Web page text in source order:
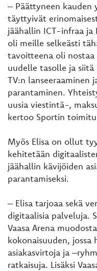
– Päättyneen
täyttyivät
jäähallin ICT-infraa ja
oli meille selkeästi
tavoitteena oli nostaa
uudelle tasolle ja
TV:n lanseeraaminen
parantaminen.
uusia viestintä-,
kertoo Sportin
Myös Elisa on ollut
kehitetään
jäähallin kävijöiden
parantamiseksi.
– Elisa tarjoaa sekä
digitaalisia palveluja.
Vaasa Arena
kokonaisuuden, jossa
asiakasvirtoja ja
ratkaisuja. Lisäksi